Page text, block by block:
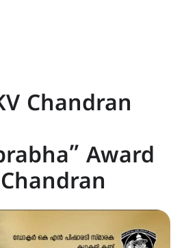
Chandran
Award